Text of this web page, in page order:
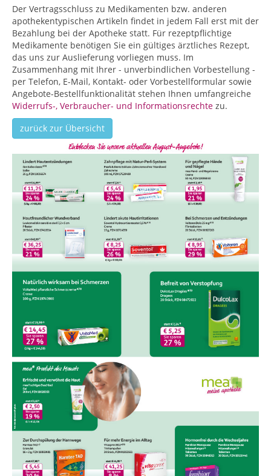
Der Vertragsschluss zu Medikamenten bzw. anderen
apothekentypischen Artikeln findet in jedem Fall erst mit der
Bezahlung bei der Apotheke statt. Für rezeptpflichtige
Medikamente benötigen Sie ein gültiges ärztliches Rezept,
das uns zur Auslieferung vorliegen muss. Im
Zusammenhang mit Ihrer - unverbindlichen Vorbestellung -
per Telefon, E-Mail, Kontakt- oder Vorbestellformular sowie
Angebote-Bestellfunktionalität stehen Ihnen umfangreiche
Widerrufs-, Verbraucher- und Informationsrechte zu.
zurück zur Übersicht